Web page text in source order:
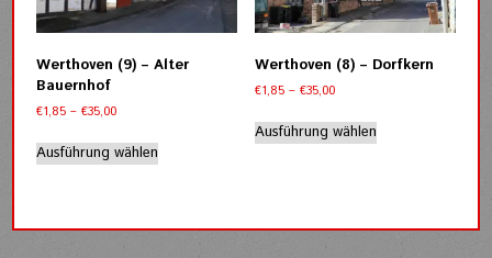
auf
der
gewählt
können
auf
Produktseite
Werthoven (9) – Alter
Bauernhof
€1,85 –€35,00Preisspanne:
bis
€35,00
Ausführung wählen
Varianten
Werthoven (8) – Dorfkern
€1,85 – €35,00Preisspanne:
bis
€35,00
Ausführung wählenProdukt
auf.